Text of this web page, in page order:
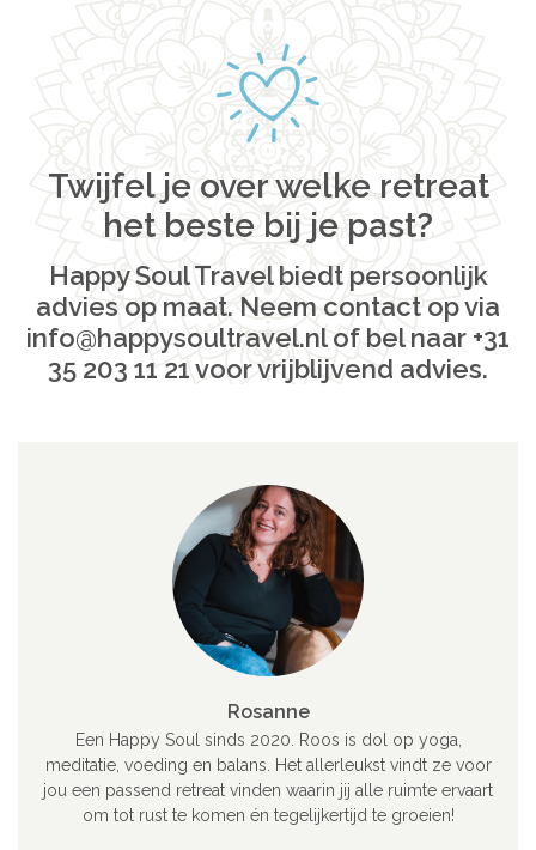
Twijfel je over welke retreat
het beste bij je past?
Happy Soul Travel biedt persoonlijk
advies op maat. Neem contact op via
info@happysoultravel.nl of bel naar +31
35 203 11 21 voor vrijblijvend advies.
Rosanne
Een Happy Soul sinds 2020. Roos is dol op yoga,
meditatie, voeding en balans. Het allerleukst vindt ze voor
jou een passend retreat vinden waarin jij alle ruimte ervaart
om tot rust te komen én tegelijkertijd te groeien!